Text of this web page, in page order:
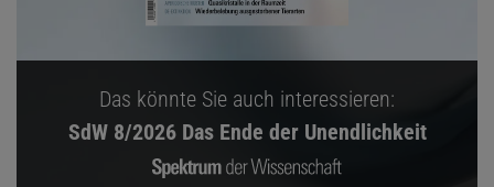
Das könnte Sie auch interessieren:
SdW 8/2026 Das Ende der Unendlichkeit